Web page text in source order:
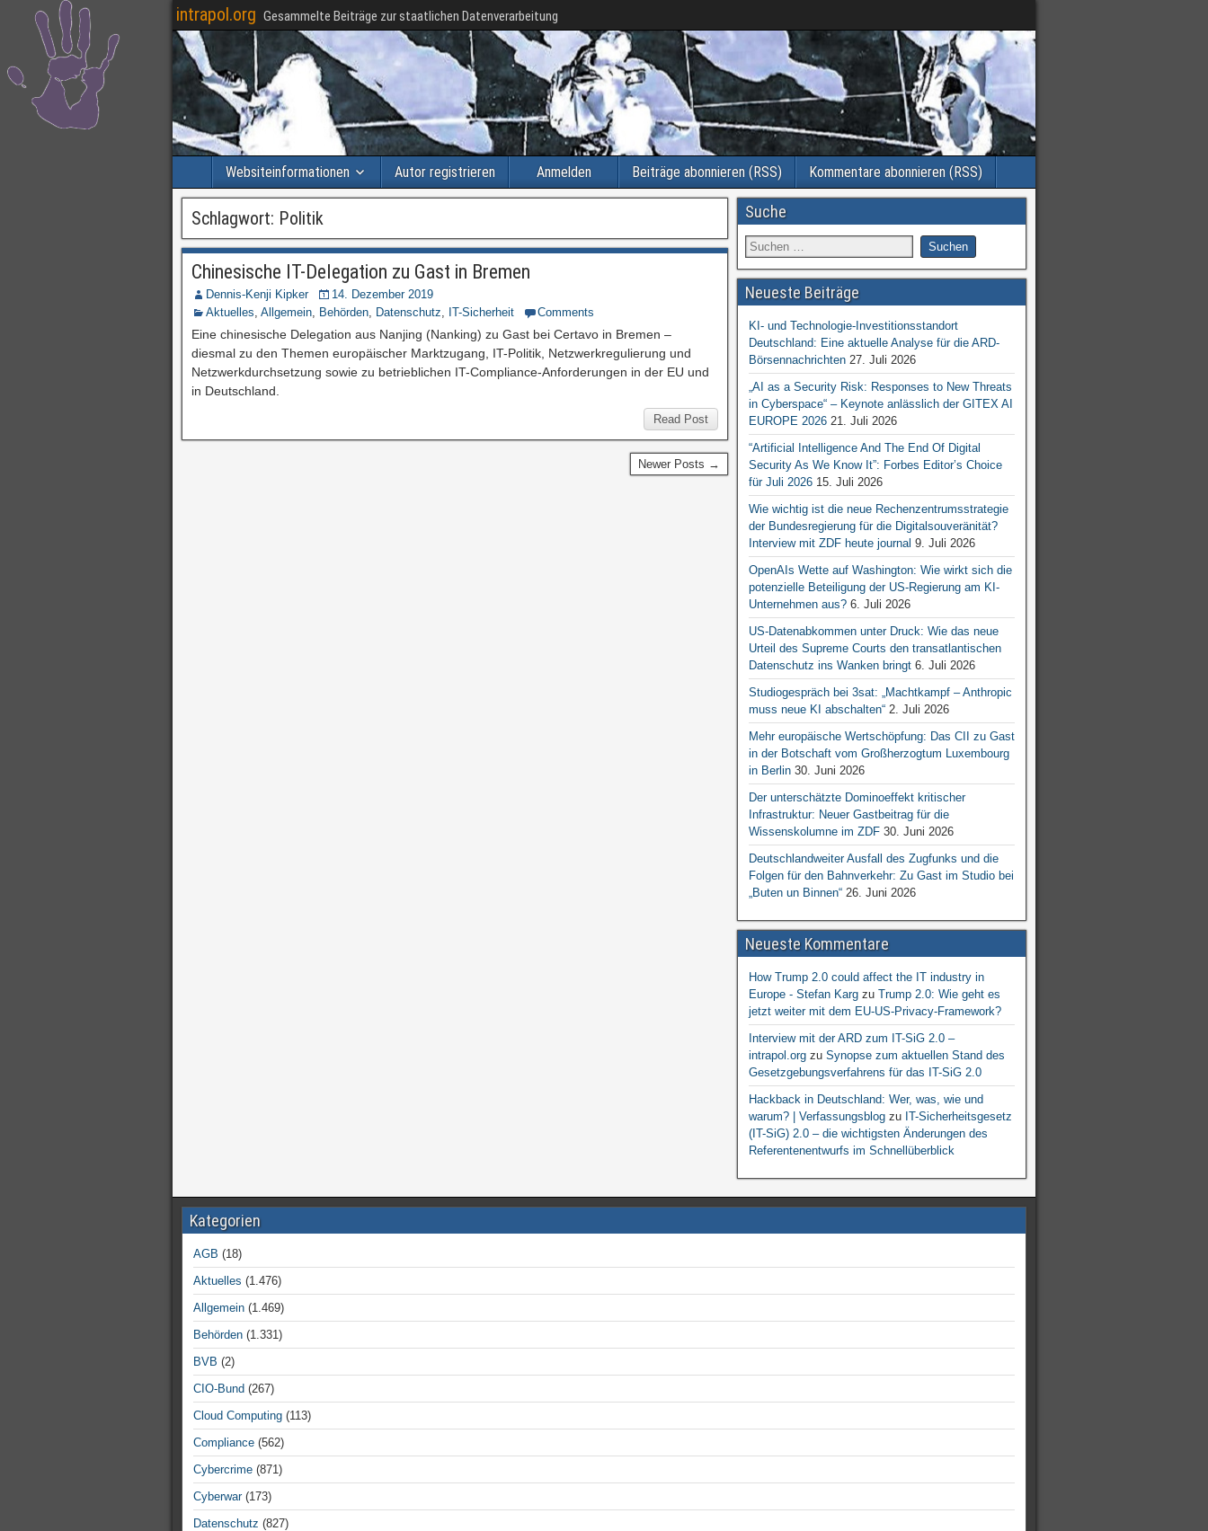
intrapol.org Gesammelte Beiträge zur staatlichen Datenverarbeitung
Websiteinformationen Autor registrieren Anmelden Beiträge abonnieren (RSS) Kommentare abonnieren (RSS)
Schlagwort: Politik
Chinesische IT-Delegation zu Gast in Bremen
Dennis-Kenji Kipker
14. Dezember 2019
Aktuelles, Allgemein, Behörden, Datenschutz, IT-Sicherheit Comments
Eine chinesische Delegation aus Nanjing (Nanking) zu Gast bei Certavo in Bremen –
diesmal zu den Themen europäischer Marktzugang, IT-Politik, Netzwerkregulierung und
Netzwerkdurchsetzung sowie zu betrieblichen IT-Compliance-Anforderungen in der EU und
in Deutschland.
Read Post
Newer Posts →
Suche
Neueste Beiträge
KI- und Technologie-Investitionsstandort
Deutschland: Eine aktuelle Analyse für die ARD-
Börsennachrichten 27. Juli 2026
„AI as a Security Risk: Responses to New Threats
in Cyberspace“ – Keynote anlässlich der GITEX AI
EUROPE 2026 21. Juli 2026
“Artificial Intelligence And The End Of Digital
Security As We Know It”: Forbes Editor’s Choice
für Juli 2026 15. Juli 2026
Wie wichtig ist die neue Rechenzentrumsstrategie
der Bundesregierung für die Digitalsouveränität?
Interview mit ZDF heute journal 9. Juli 2026
OpenAIs Wette auf Washington: Wie wirkt sich die
potenzielle Beteiligung der US-Regierung am KI-
Unternehmen aus? 6. Juli 2026
US-Datenabkommen unter Druck: Wie das neue
Urteil des Supreme Courts den transatlantischen
Datenschutz ins Wanken bringt 6. Juli 2026
Studiogespräch bei 3sat: „Machtkampf – Anthropic
muss neue KI abschalten“ 2. Juli 2026
Mehr europäische Wertschöpfung: Das CII zu Gast
in der Botschaft vom Großherzogtum Luxembourg
in Berlin 30. Juni 2026
Der unterschätzte Dominoeffekt kritischer
Infrastruktur: Neuer Gastbeitrag für die
Wissenskolumne im ZDF 30. Juni 2026
Deutschlandweiter Ausfall des Zugfunks und die
Folgen für den Bahnverkehr: Zu Gast im Studio bei
„Buten un Binnen“ 26. Juni 2026
Neueste Kommentare
How Trump 2.0 could affect the IT industry in
Europe - Stefan Kargzu Trump 2.0: Wie geht es
jetzt weiter mit dem EU-US-Privacy-Framework?
Interview mit der ARD zum IT-SiG 2.0 –
intrapol.orgzu Synopse zum aktuellen Stand des
Gesetzgebungsverfahrens für das IT-SiG 2.0
Hackback in Deutschland: Wer, was, wie und
warum? | Verfassungsblogzu IT-Sicherheitsgesetz
(IT-SiG) 2.0 – die wichtigsten Änderungen des
Referentenentwurfs im Schnellüberblick
Kategorien
AGB (18)
Aktuelles (1.476)
Allgemein (1.469)
Behörden (1.331)
BVB (2)
CIO-Bund (267)
Cloud Computing (113)
Compliance (562)
Cybercrime (871)
Cyberwar(173)
Datenschutz (827)